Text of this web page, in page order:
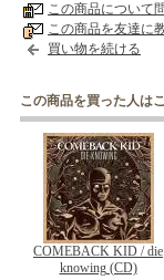
この商品について
この商品を友達に
買い物を続ける
この商品を買った人は
COMEBACK KID / die
knowing (CD)